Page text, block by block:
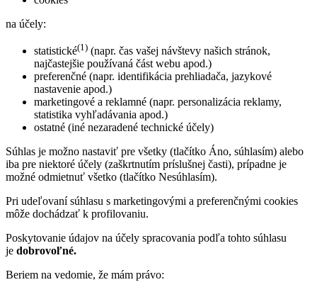
na účely:
statistické(1) (napr. čas vašej návštevy našich stránok,
najčastejšie používaná část webu apod.)
preferenčné (napr. identifikácia prehliadača, jazykové
nastavenie apod.)
marketingové a reklamné (napr. personalizácia reklamy,
statistika vyhľadávania apod.)
ostatné (iné nezaradené technické účely)
Súhlas je možno nastaviť pre všetky (tlačítko Áno, súhlasím) alebo
iba pre niektoré účely (zaškrtnutím príslušnej časti), prípadne je
možné odmietnuť všetko (tlačítko Nesúhlasím).
Pri udeľovaní súhlasu s marketingovými a preferenčnými cookies
môže dochádzať k profilovaniu.
Poskytovanie údajov na účely spracovania podľa tohto súhlasu
je dobrovoľné.
Beriem na vedomie, že mám právo: